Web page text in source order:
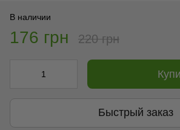
В наличии
176 грн 220 грн
Быстрый заказ